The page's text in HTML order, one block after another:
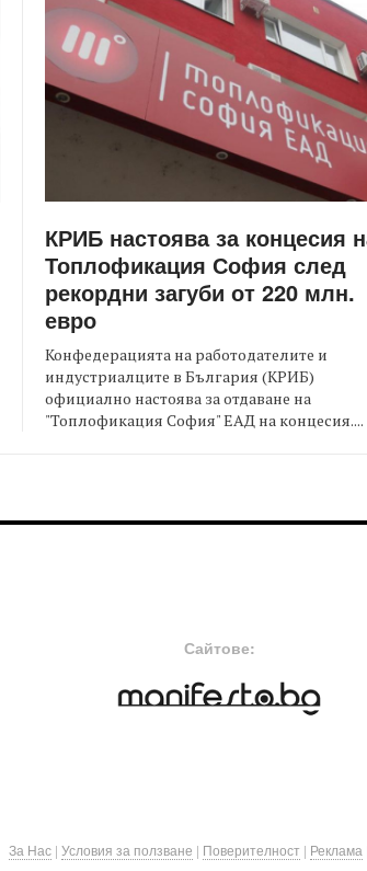
КРИБ настоява за концесия
Топлофикация София след
рекордни загуби от 220 млн.
евро
Конфедерацията на работодателите и
индустриалците в България (КРИБ)
официално настоява за отдаване на
"Топлофикация София" ЕАД на концесия....
Сайтове:
За Нас | Условия за ползване | Поверителност | Реклама